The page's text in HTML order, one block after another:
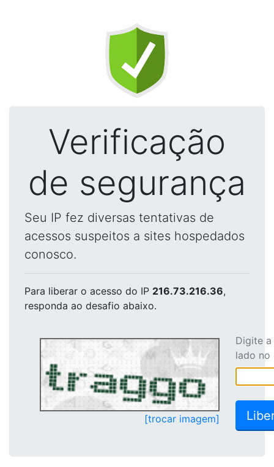
Verificação
de segurança
Seu IP fez diversas tentativas de
acessos suspeitos a sites hospedados
conosco.
Para liberar o acesso do IP 216.73.216.36,
responda ao desafio abaixo.
[trocar imagem]
Digite
lado no